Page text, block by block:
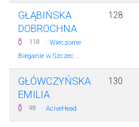
GŁĄBIŃSKA
DOBROCHNA
118 · Wieczorne
Bieganie w Szczec...
128
GŁÓWCZYŃSKA
EMILIA
98 · AciveHead
130